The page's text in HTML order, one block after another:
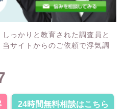
っかりと教育された調査員と
サイトからのご依頼で浮気調
24時間無料相談はこちら